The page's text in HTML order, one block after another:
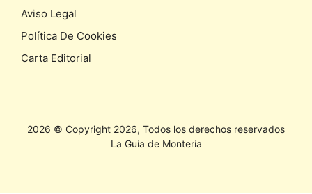
Aviso Legal
Política De Cookies
Carta Editorial
2026 © Copyright 2026, Todos los derechos reservados
La Guía de Montería